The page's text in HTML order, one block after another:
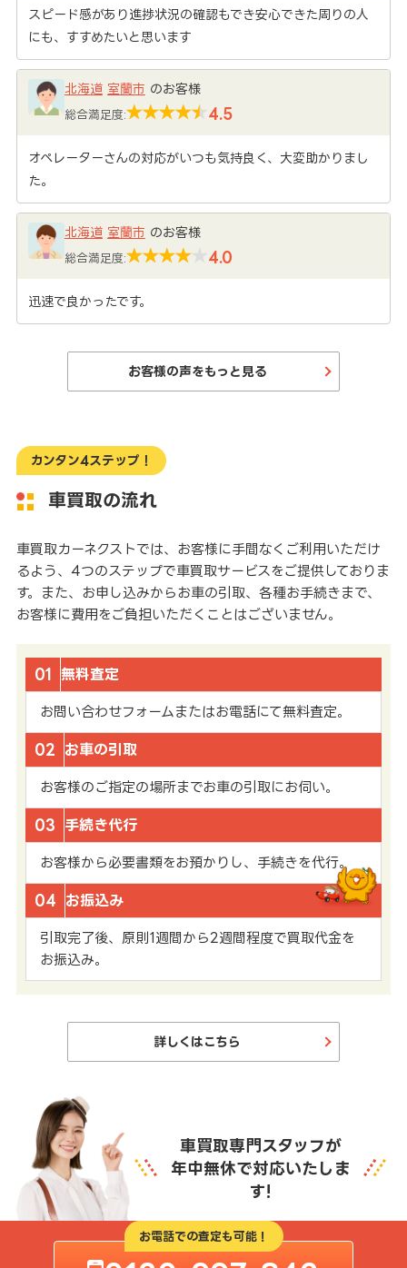
スピード感があり進捗状況の確認もでき安心できた周りの人
にも、すすめたいと思います
北海道 室蘭市 のお客様
総合満足度: 4.5
オペレーターさんの対応がいつも気持良く、大変助かりまし
た。
北海道 室蘭市 のお客様
総合満足度: 4.0
迅速で良かったです。
お客様の声をもっと見る
カンタン4ステップ！
車買取の流れ
車買取カーネクストでは、お客様に手間なくご利用いただけ
るよう、4つのステップで車買取サービスをご提供しておりま
す。また、お申し込みからお車の引取、各種お手続きまで、
お客様に費用をご負担いただくことはございません。
01 無料査定
お問い合わせフォームまたはお電話にて無料査定。
02 お車の引取
お客様のご指定の場所までお車の引取にお伺い。
03 手続き代行
お客様から必要書類をお預かりし、手続きを代行。
04 お振込み
引取完了後、原則1週間から2週間程度で買取代金を
お振込み。
詳しくはこちら
車買取専門スタッフが
年中無休で対応いたしま
す!
お電話での査定も可能！